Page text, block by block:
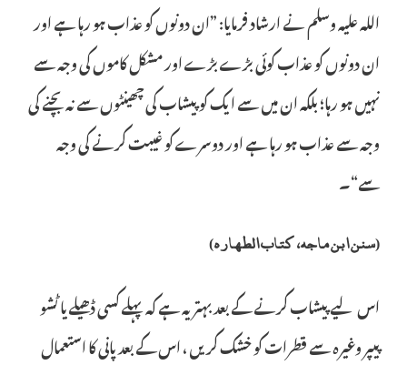
اللہ علیہ وسلم نے ارشاد فرمایا: ”ان دونوں کو عذاب ہو رہا ہے اور
ان دونوں کو عذاب کوئی بڑے بڑے اور مشکل کاموں کی وجہ سے
نہیں ہو رہا؛ بلکہ ان میں سے ایک کو پیشاب کی چھینٹوں سے نہ بچنے کی
وجہ سے عذاب ہو رہا ہے اور دوسرے کو غیبت کرنے کی وجہ
سے“۔
(سنن ابن ماجہ، کتاب الطھارہ)
اس لیے پیشاب کرنے کے بعد بہتر یہ ہے کہ پہلے کسی ڈھیلے یا ٹشو
پیپر وغیرہ سے قطرات کو خشک کریں ، اس کے بعد پانی کا استعمال